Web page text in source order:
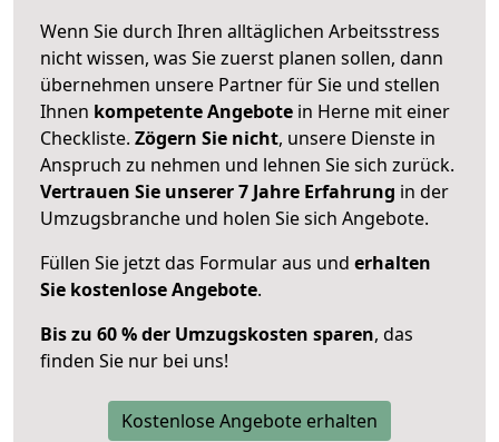
Wenn Sie durch Ihren alltäglichen Arbeitsstress
nicht wissen, was Sie zuerst planen sollen, dann
übernehmen unsere Partner für Sie und stellen
Ihnen kompetente Angebote in Herne mit einer
Checkliste. Zögern Sie nicht, unsere Dienste in
Anspruch zu nehmen und lehnen Sie sich zurück.
Vertrauen Sie unserer 7 Jahre Erfahrung in der
Umzugsbranche und holen Sie sich Angebote.
Füllen Sie jetzt das Formular aus und erhalten
Sie kostenlose Angebote.
Bis zu 60 % der Umzugskosten sparen, das
finden Sie nur bei uns!
Kostenlose Angebote erhalten